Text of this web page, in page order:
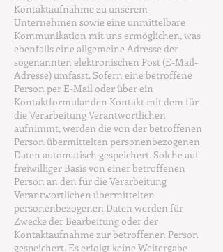
Kontaktaufnahme zu unserem
Unternehmen sowie eine unmittelbare
Kommunikation mit uns ermöglichen, was
ebenfalls eine allgemeine Adresse der
sogenannten elektronischen Post (E-Mail-
Adresse) umfasst. Sofern eine betroffene
Person per E-Mail oder über ein
Kontaktformular den Kontakt mit dem für
die Verarbeitung Verantwortlichen
aufnimmt, werden die von der betroffenen
Person übermittelten personenbezogenen
Daten automatisch gespeichert. Solche auf
freiwilliger Basis von einer betroffenen
Person an den für die Verarbeitung
Verantwortlichen übermittelten
personenbezogenen Daten werden für
Zwecke der Bearbeitung oder der
Kontaktaufnahme zur betroffenen Person
gespeichert. Es erfolgt keine Weitergabe